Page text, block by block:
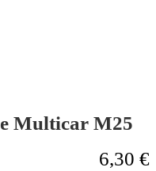
Multicar M25
6,30 €